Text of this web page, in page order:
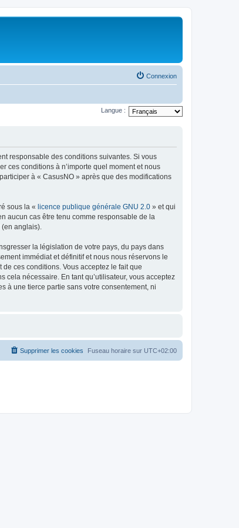
Connexion
Langue :
responsable des conditions suivantes. Si vous
ces conditions à n’importe quel moment et nous
à « CasusNO » après que des modifications
sous la « licence publique générale GNU 2.0 » et qui
aucun cas être tenu comme responsable de la
(en anglais).
la législation de votre pays, du pays dans
immédiat et définitif et nous nous réservons le
de ces conditions. Vous acceptez le fait que
cela nécessaire. En tant qu’utilisateur, vous acceptez
à une tierce partie sans votre consentement, ni
Fuseau horaire sur UTC+02:00
Supprimer les cookies